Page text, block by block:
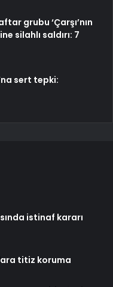
grubu ‘Çarşı’nın
silahlı saldırı: 7
sert tepki:
istinaf kararı
titiz koruma